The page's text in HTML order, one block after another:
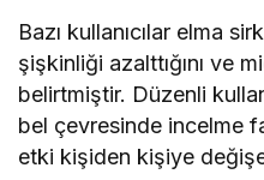
Bazı kullanıcılar elma
şişkinliği azalttığını ve
belirtmiştir. Düzenli
bel çevresinde incelme
etki kişiden kişiye